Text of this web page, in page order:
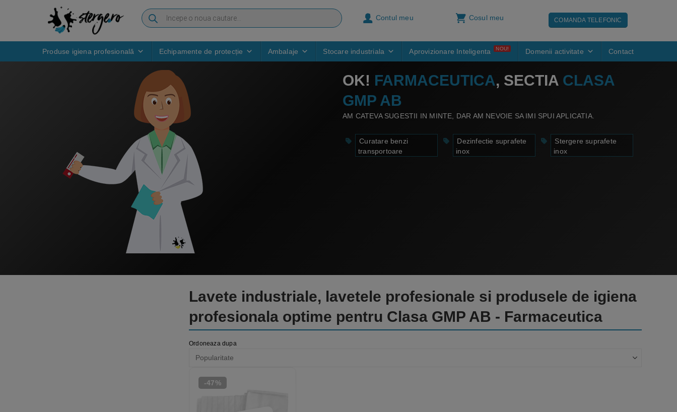
Contul meu Cosul meu COMANDA TELEFONIC
Produse igiena profesională Echipamente de protecție Ambalaje Stocare industriala Aprovizionare Inteligenta NOU! Domenii activitate Contact
OK! FARMACEUTICA, SECTIA CLASA
GMP AB
AM CATEVA SUGESTII IN MINTE, DAR AM NEVOIE SA IMI SPUI APLICATIA.
Curatare benzi
transportoare
Dezinfectie suprafete
inox
Stergere suprafete
inox
Lavete industriale, lavetele profesionale si produsele de igiena
profesionala optime pentru Clasa GMP AB - Farmaceutica
Ordoneaza dupa
-47%